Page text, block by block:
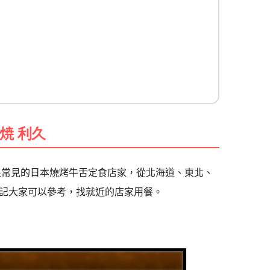
利久
見的日本燒烤牛舌定食店家，從北海道、東北、
家可以參考，找就近的店家用餐。